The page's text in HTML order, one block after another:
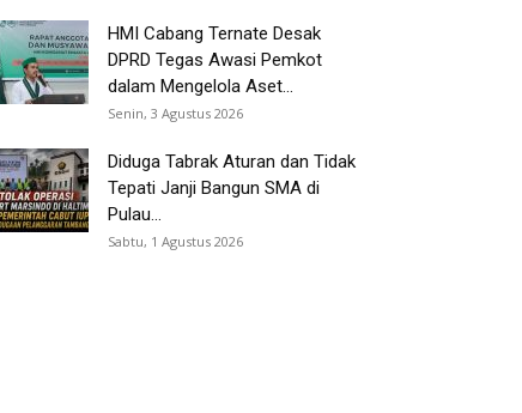
HMI Cabang Ternate Desak
DPRD Tegas Awasi Pemkot
dalam Mengelola Aset...
Senin, 3 Agustus 2026
Diduga Tabrak Aturan dan Tidak
Tepati Janji Bangun SMA di
Pulau...
Sabtu, 1 Agustus 2026